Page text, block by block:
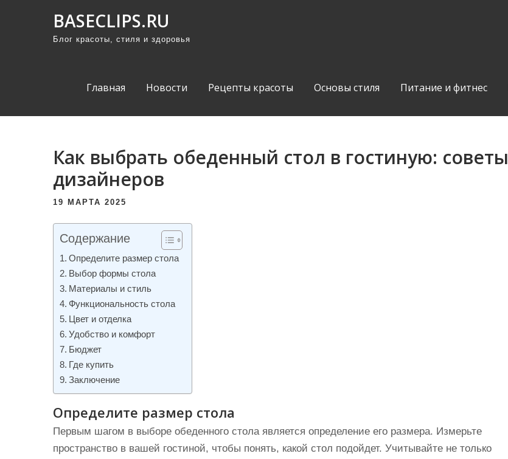
BASECLIPS.RU
Блог красоты, стиля и здоровья
Главная Новости Рецепты красоты Основы стиля Питание и фитнес
Как выбрать обеденный стол в гостиную: советы
дизайнеров
19 МАРТА 2025
Содержание
Определите размер стола
Выбор формы стола
Материалы и стиль
Функциональность стола
Цвет и отделка
Удобство и комфорт
Бюджет
Где купить
Заключение
Определите размер стола
Первым шагом в выборе обеденного стола является определение его размера. Измерьте
пространство в вашей гостиной, чтобы понять, какой стол подойдет. Учитывайте не только